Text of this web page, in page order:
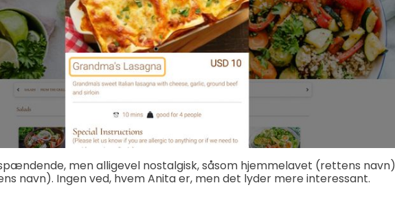
men alligevel nostalgisk, såsom hjemmelavet (rettens navn)
navn). Ingen ved, hvem Anita er, men det lyder mere interessant.